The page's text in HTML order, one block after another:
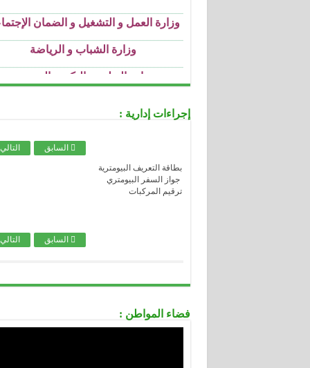
وزارة الشباب و الرياضة
وزارة التعليم و التكوين المهنيين.
وزارة التعليم العالي و البحث العملي
وزارة الصحة
الصندوق الوطني للتأمينات الاجتماعية
الصندوق الوطني للتقاعد
الصندوق الوطني للتأمين عن البطالة CNAC
إجراءات إدارية :
التالي السابق
بطاقة التعريف البيومترية
جواز السفر البيومتري
ترقيم المركبات
التالي السابق
فضاء المواطن :